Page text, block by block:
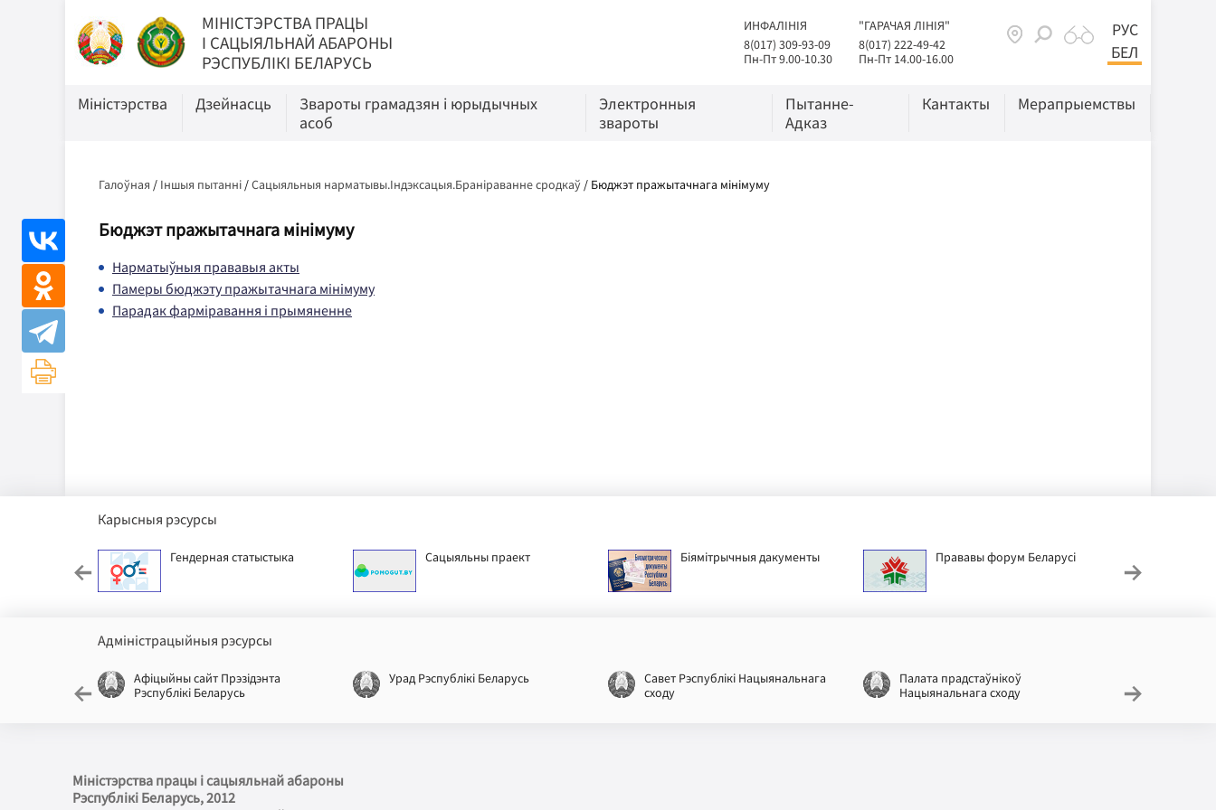
МIНIСТЭРСТВА ПРАЦЫ
I САЦЫЯЛЬНАЙ АБАРОНЫ
РЭСПУБЛІКІ БЕЛАРУСЬ
ИНФАЛІНІЯ
8(017) 309-93-09
Пн-Пт 9.00-10.30
"ГАРАЧАЯ ЛІНІЯ"
8(017) 222-49-42
Пн-Пт 14.00-16.00
РУС
БЕЛ
Міністэрства Дзейнасць
Звароты грамадзян і юрыдычных
асоб
Электронныя
звароты
Пытанне-
Адказ
Кантакты Мерапрыемствы
Галоўная / Іншыя пытанні /Сацыяльныя нарматывы.Індэксацыя.Браніраванне сродкаў / Бюджэт пражытачнага мінімуму
Бюджэт пражытачнага мінімуму
Нарматыўныя прававыя акты
Памеры бюджэту пражытачнага мінімуму
Парадак фарміравання і прымяненне
Карысныя рэсурсы
Гендерная статыстыка Сацыяльны праект Біямітрычныя дакументы Прававы форум Беларусі
Адміністрацыйныя рэсурсы
Афіцыйны сайт Прэзідэнта
Рэспублікі Беларусь
Урад Рэспублікі Беларусь
Савет Рэспублікі Нацыянальнага
сходу
Палата прадстаўнікоў
Нацыянальнага сходу
Міністэрства працы і сацыяльнай абароны
Рэспублікі Беларусь, 2012